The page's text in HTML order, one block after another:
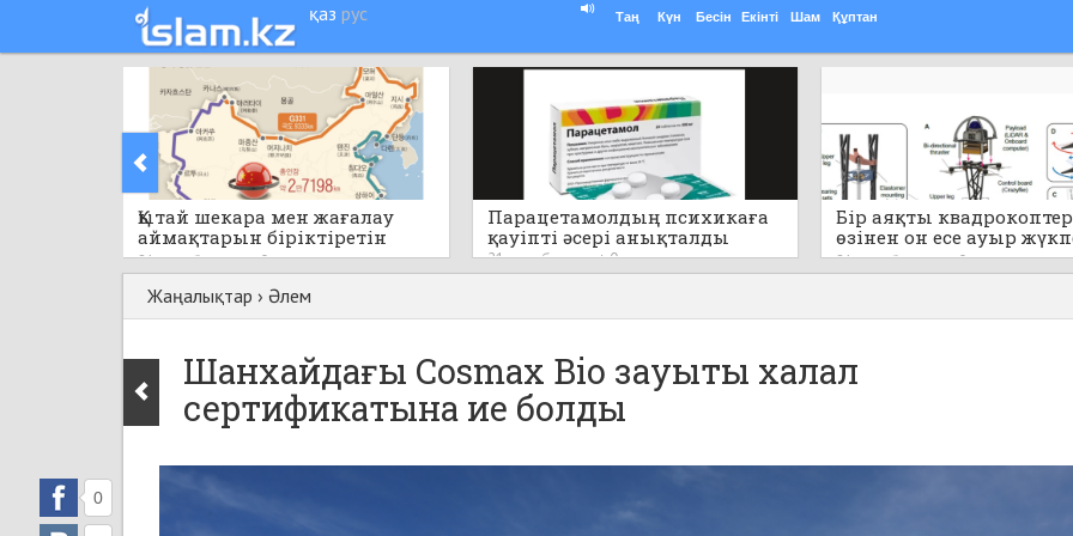
қаз рус Таң Күн Бесін Екінті Шам Құптан
Қытай шекара мен жағалау
аймақтарын біріктіретін
бірегей стратегиялық жобаны
қолға алады
21 сағат бұрын 0
Парацетамолдың психикаға
қауіпті әсері анықталды
21 сағат бұрын 0
Бір аяқты квадрокоптер
өзінен он есе ауыр
секіре алады (видео)
21 сағат бұрын 0
Жаңалықтар › Әлем
Шанхайдағы Cosmax Bio зауыты халал
сертификатына ие болды
0